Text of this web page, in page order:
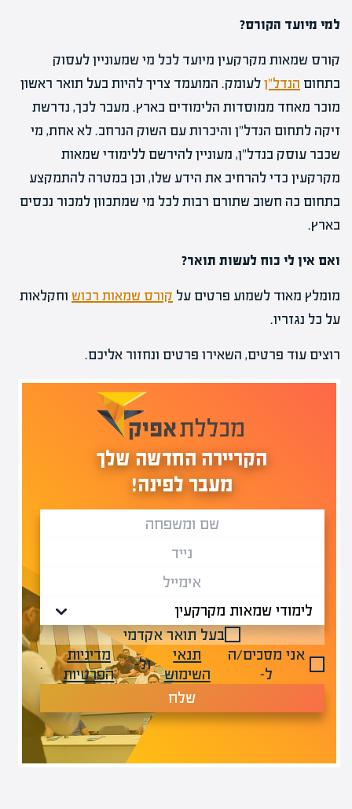
למי מיועד הקורס?
קורס שמאות מקרקעין מיועד לכל מי שמעוניין לעסוק
בתחום הנדל"ןלעומק. המועמד צריך להיות בעל תואר ראשון
מוכר מאחד ממוסדות הלימודים בארץ. מעבר לכך, נדרשת
זיקה לתחום הנדל"ן והיכרות עם השוק הנרחב. לא אחת, מי
שכבר עוסק בנדל"ן, מעוניין להירשם ללימודי שמאות
מקרקעין כדי להרחיב את הידע שלו, וכן במטרה להתמקצע
בתחום כה חשוב שתורם רבות לכל מי שמתכוון למכור נכסים
בארץ.
ואם אין לי כוח לעשות תואר?
מומלץ מאוד לשמוע פרטים על קורס שמאות רכוש וחקלאות
על כל נגזריו.
רוצים עוד פרטים, השאירו פרטים ונחזור אליכם.
הקריירה החדשה שלך
מעבר לפינה!
בעל תואר אקדמי
אני מסכים/ה
ל-
תנאי
השימוש
ול-
מדיניות
הפרטיות
.
שלח